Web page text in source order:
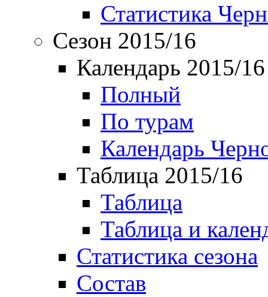
Статистика
Сезон 2015/16
Календарь 2015/16
Полный
По турам
Календарь
Таблица 2015/16
Таблица
Таблица и
Статистика сезона
Состав